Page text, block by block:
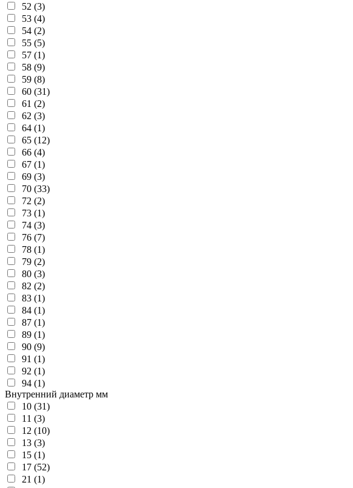
52 (3)
53 (4)
54 (2)
55 (5)
57 (1)
58 (9)
59 (8)
60 (31)
61 (2)
62 (3)
64 (1)
65 (12)
66 (4)
67 (1)
69 (3)
70 (33)
72 (2)
73 (1)
74 (3)
76 (7)
78 (1)
79 (2)
80 (3)
82 (2)
83 (1)
84 (1)
87 (1)
89 (1)
90 (9)
91 (1)
92 (1)
94 (1)
Внутренний диаметр мм
10 (31)
11 (3)
12 (10)
13 (3)
15 (1)
17 (52)
21 (1)